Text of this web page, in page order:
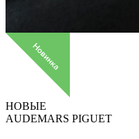
НОВЫЕ
AUDEMARS PIGUET